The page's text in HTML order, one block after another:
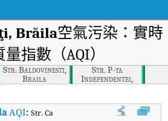
Brăila空氣污染：實時
指數（AQI）
Str. Baldovinesti,
Braila
Str. P-ta
Independentei,
Braila
AQI:Str. Calea Galaţi, Brăila實時空氣質量指